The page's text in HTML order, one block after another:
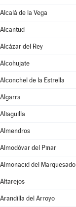
Alcalá de la Vega
Alcantud
Alcázar del Rey
Alcohujate
Alconchel de la Estrella
Algarra
Aliaguilla
Almendros
Almodóvar del Pinar
Almonacid del Marquesado
Altarejos
Arandilla del Arroyo